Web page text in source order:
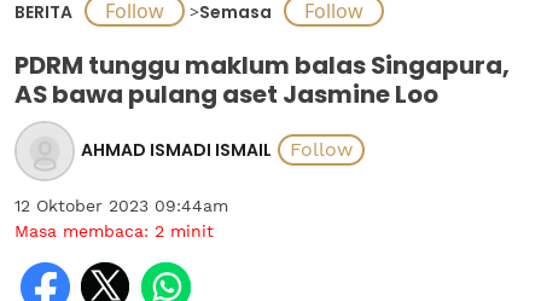
BERITA >Semasa
PDRM tunggu maklum balas Singapura,
AS bawa pulang aset Jasmine Loo
AHMAD ISMADI ISMAIL
12 Oktober 2023 09:44am
Masa membaca: 2 minit